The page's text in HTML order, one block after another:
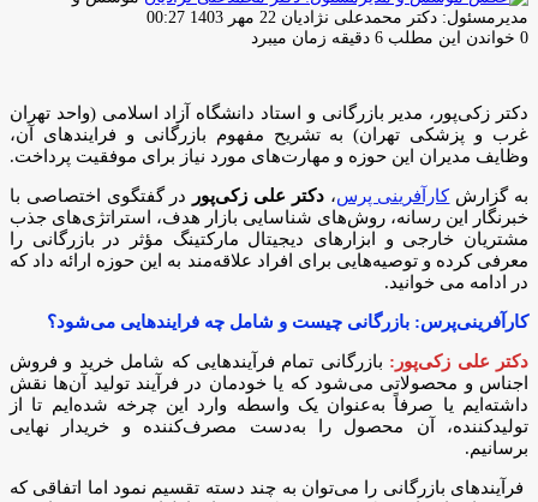
مدیرمسئول: دکتر محمدعلی نژادیان ارسال
ایمیل
22 مهر 1403 00:27
0 خواندن این مطلب 6 دقیقه زمان میبرد
دکتر زکی‌پور، مدیر بازرگانی و استاد دانشگاه آزاد اسلامی (واحد تهران
غرب و پزشکی تهران) به تشریح مفهوم بازرگانی و فرایندهای آن،
وظایف مدیران این حوزه و مهارت‌های مورد نیاز برای موفقیت پرداخت.
به گزارشکارآفرینی پرس،دکتر علی زکی‌پور
در گفتگوی اختصاصی با
خبرنگار این رسانه، روش‌های شناسایی بازار هدف، استراتژی‌های جذب
مشتریان خارجی و ابزارهای دیجیتال مارکتینگ مؤثر در بازرگانی را
معرفی کرده و توصیه‌هایی برای افراد علاقه‌مند به این حوزه ارائه داد که
در ادامه می خوانید.
کارآفرینی‌پرس: بازرگانی چیست و شامل چه فرایندهایی می‌شود؟
دکتر علی زکی‌پور: بازرگانی تمام فرآیندهایی که شامل خرید و فروش
اجناس و محصولاتی می‌شود که یا خودمان در فرآیند تولید آن‌ها نقش
داشته‌ایم یا صرفاً به‌عنوان یک واسطه وارد این چرخه شده‌ایم تا از
تولیدکننده، آن محصول را به‌دست مصرف‌کننده و خریدار نهایی
برسانیم.
فرآیندهای بازرگانی را می‌توان به چند دسته تقسیم نمود اما اتفاقی که